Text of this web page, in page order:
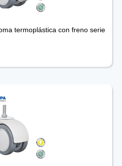
termoplástica con freno serie